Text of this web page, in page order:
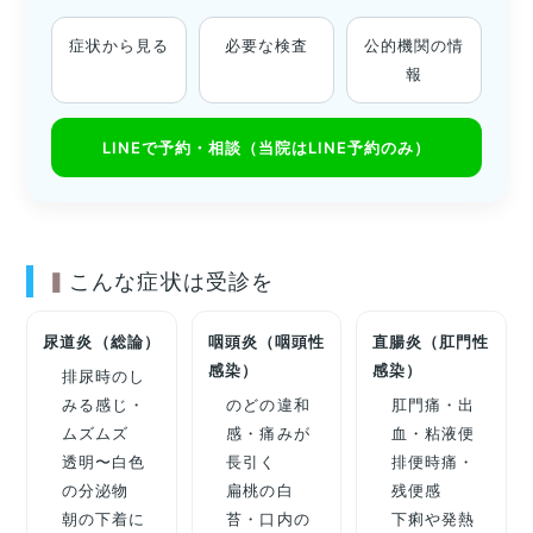
症状から見る 必要な検査
公的機関の情
報
LINEで予約・相談（当院はLINE予約のみ）
こんな症状は受診を
尿道炎（総論）
排尿時のし
みる感じ・
ムズムズ
透明〜白色
の分泌物
朝の下着に
咽頭炎（咽頭性
感染）
のどの違和
感・痛みが
長引く
扁桃の白
苔・口内の
直腸炎（肛門性
感染）
肛門痛・出
血・粘液便
排便時痛・
残便感
下痢や発熱